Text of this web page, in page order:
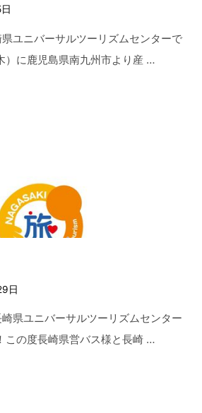
ユニバーサルツーリズムセンターで
）に鹿児島県南九州市より産 …
日
県ユニバーサルツーリズムセンター
この度長崎県営バス様と長崎 …